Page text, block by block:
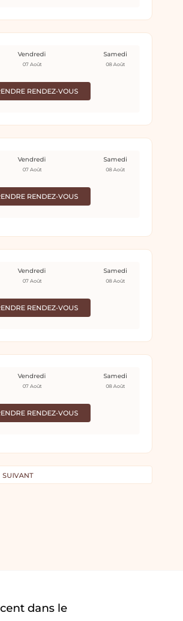
RENDEZ-VOUS
Vendredi
07 Août
Samedi
08 Août
RENDEZ-VOUS
Vendredi
07 Août
Samedi
08 Août
RENDEZ-VOUS
Vendredi
07 Août
Samedi
08 Août
RENDEZ-VOUS
Vendredi
07 Août
Samedi
08 Août
SUIVANT
dans le